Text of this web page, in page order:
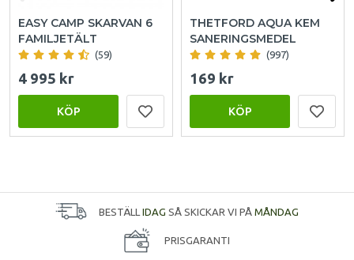
EASY CAMP SKARVAN 6
FAMILJETÄLT
(59)
4 995 kr
KÖP
THETFORD AQUA KEM
SANERINGSMEDEL
(997)
169 kr
KÖP
BESTÄLL IDAG SÅ SKICKAR VI PÅ MÅNDAG
PRISGARANTI